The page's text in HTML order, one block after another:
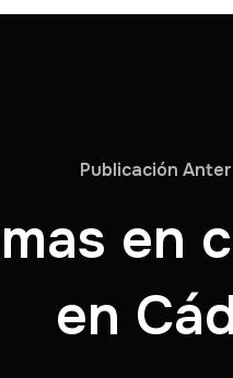
Publicación
en
en